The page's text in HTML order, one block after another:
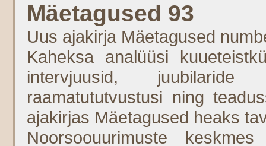
Mäetagused 93
Uus ajakirja Mäetagused
Kaheksa analüüsi
intervjuusid, juubilaride
raamatututvustusi ning
ajakirjas Mäetagused heaks
Noorsoouurimuste